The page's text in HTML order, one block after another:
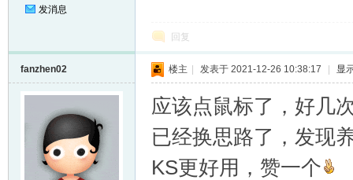
发消息
回复
fanzhen02 楼主 发表于 2021-12-26 10:38:17 显
应该点鼠标了，好几
已经换思路了，发现
KS更好用，赞一个